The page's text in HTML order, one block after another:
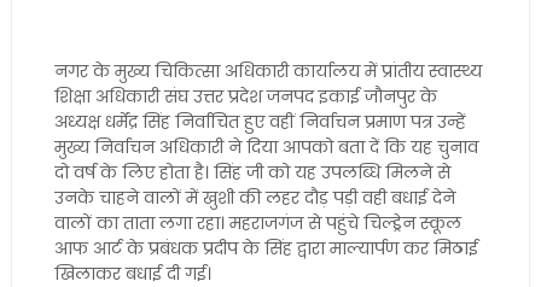
नगर के मुख्य चिकित्सा अधिकारी कार्यालय में प्रांतीय स्वास्थ्य
शिक्षा अधिकारी संघ उत्तर प्रदेश जनपद इकाई जौनपुर के
अध्यक्ष धर्मेंद्र सिंह निर्वाचित हुए वहीं निर्वाचन प्रमाण पत्र उन्हें
मुख्य निर्वाचन अधिकारी ने दिया आपको बता दें कि यह चुनाव
दो वर्ष के लिए होता है। सिंह जी को यह उपलब्धि मिलने से
उनके चाहने वालों में खुशी की लहर दौड़ पड़ी वही बधाई देने
वालों का ताता लगा रहा। महराजगंज से पहुंचे चिल्ड्रेन स्कूल
आफ आर्ट के प्रबंधक प्रदीप के सिंह द्वारा माल्यार्पण कर मिठाई
खिलाकर बधाई दी गई।